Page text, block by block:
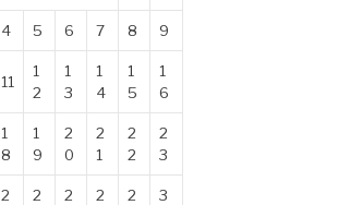
4 5 6 7 8 9
11
1
2
1
3
1
4
1
5
1
6
1
8
1
9
2
0
2
1
2
2
2
3
2
2
2
2
2
3